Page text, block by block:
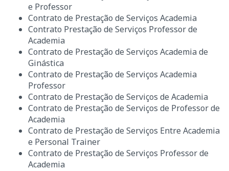
e Professor
Contrato de Prestação de Serviços Academia
Contrato Prestação de Serviços Professor de
Academia
Contrato de Prestação de Serviços Academia de
Ginástica
Contrato de Prestação de Serviços Academia
Professor
Contrato de Prestação de Serviços de Academia
Contrato de Prestação de Serviços de Professor de
Academia
Contrato de Prestação de Serviços Entre Academia
e Personal Trainer
Contrato de Prestação de Serviços Professor de
Academia